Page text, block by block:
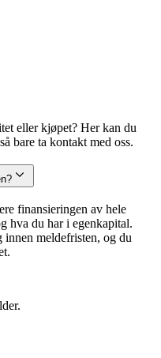
eller kjøpet? Her kan du
bare ta kontakt med oss.
finansieringen av hele
hva du har i egenkapital.
meldefristen, og du